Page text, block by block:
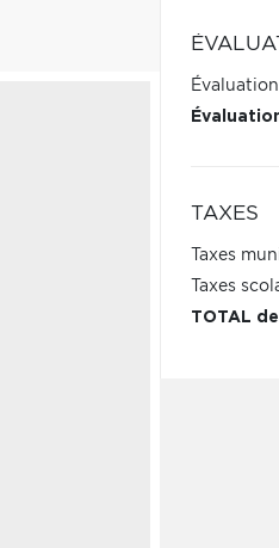
TAXES
Taxes
Taxes
TOTAL